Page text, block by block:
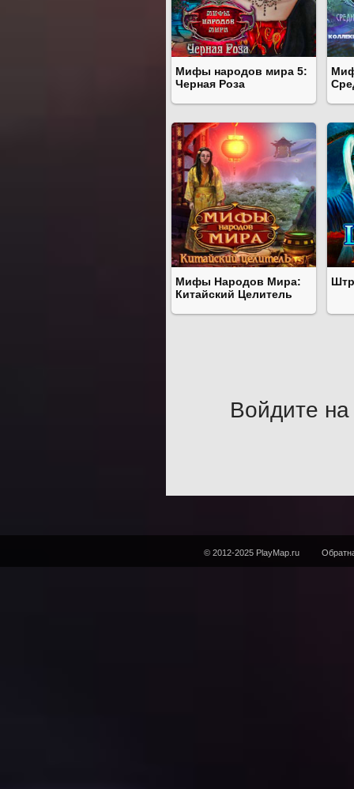
Мифы народов мира 5:
Черная Роза
Мифы Народов Мира:
Китайский Целитель
Войдите на
© 2012-2025 PlayMap.ru